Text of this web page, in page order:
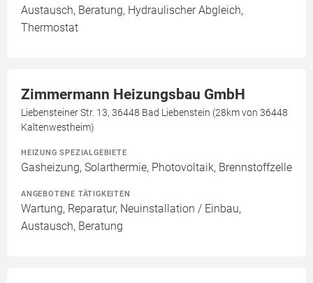
Austausch, Beratung, Hydraulischer Abgleich,
Thermostat
Zimmermann Heizungsbau GmbH
Liebensteiner Str. 13, 36448 Bad Liebenstein (28km von 36448
Kaltenwestheim)
HEIZUNG SPEZIALGEBIETE
Gasheizung, Solarthermie, Photovoltaik, Brennstoffzelle
ANGEBOTENE TÄTIGKEITEN
Wartung, Reparatur, Neuinstallation / Einbau,
Austausch, Beratung